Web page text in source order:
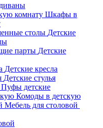
Шкафы в
Детские
Детские
Детские кресла
Детские стулья
Пуфы детские
Комоды в детскую
Мебель для столовой